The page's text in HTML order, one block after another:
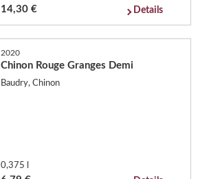
14,30 € Details
2020
Chinon Rouge Granges Demi
Baudry, Chinon
0,375 l